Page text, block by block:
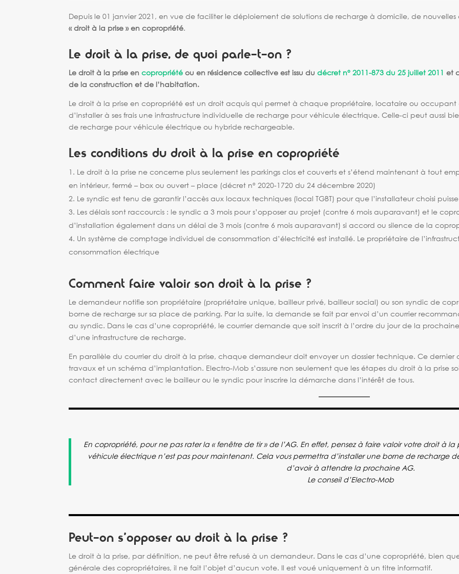
Depuis le 01 janvier 2021, en vue de faciliter le déploiement de solutions de recharge à domicile, de nouvelles
« droit à la prise » en copropriété.
Le droit à la prise, de quoi parle-t-on ?
Le droit à la prise encopropriété ou en résidence collective est issu du décret n° 2011-873 du 25 juillet 2011 et
de la construction et de l’habitation.
Le droit à la prise en copropriété est un droit acquis qui permet à chaque propriétaire, locataire ou
d’installer à ses frais une infrastructure individuelle de recharge pour véhicule électrique. Celle-ci peut aussi
de recharge pour véhicule électrique ou hybride rechargeable.
Les conditions du droit à la prise en copropriété
Le droit à la prise ne concerne plus seulement les parkings clos et couverts et s’étend maintenant à tout
en intérieur, fermé – box ou ouvert – place (décret n° 2020-1720 du 24 décembre 2020)
Le syndic est tenu de garantir l’accès aux locaux techniques (local TGBT) pour que l’installateur choisi
Les délais sont raccourcis : le syndic a 3 mois pour s’opposer au projet (contre 6 mois auparavant) et le
d’installation également dans un délai de 3 mois (contre 6 mois auparavant) si accord ou silence de la
Un système de comptage individuel de consommation d’électricité est installé. Le propriétaire de
consommation électrique
Comment faire valoir son droit à la prise ?
Le demandeur notifie son propriétaire (propriétaire unique, bailleur privé, bailleur social) ou son syndic de
borne de recharge sur sa place de parking. Par la suite, la demande se fait par envoi d’un courrier
au syndic. Dans le cas d’une copropriété, le courrier demande que soit inscrit à l’ordre du jour de la
d’une infrastructure de recharge.
En parallèle du courrier du droit à la prise, chaque demandeur doit envoyer un dossier technique. Ce
travaux et un schéma d’implantation. Electro-Mob s’assure non seulement que les étapes du droit à la prise
contact directement avec le bailleur ou le syndic pour inscrire la démarche dans l’intérêt de tous.
En copropriété, pour ne pas rater la « fenêtre de tir » de l’AG. En effet, pensez à faire valoir votre droit à
véhicule électrique n’est pas pour maintenant. Cela vous permettra d’installer une borne de recharge
d’avoir à attendre la prochaine AG.
Le conseil d’Electro-Mob
Peut-on s’opposer au droit à la prise ?
Le droit à la prise, par définition, ne peut être refusé à un demandeur. Dans le cas d’une copropriété, bien
générale des copropriétaires, il ne fait l’objet d’aucun vote. Il est voué uniquement à un titre informatif.